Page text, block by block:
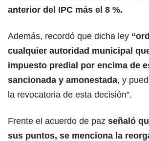
anterior del IPC más el 8 %.
Además, recordó que dicha ley
cualquier autoridad municipal
impuesto predial por encima de
sancionada y amonestada, y
la revocatoria de esta decisión”.
Frente el acuerdo de paz señaló
sus puntos, se menciona la